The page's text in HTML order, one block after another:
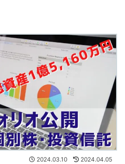
2024.03.10 2024.04.05